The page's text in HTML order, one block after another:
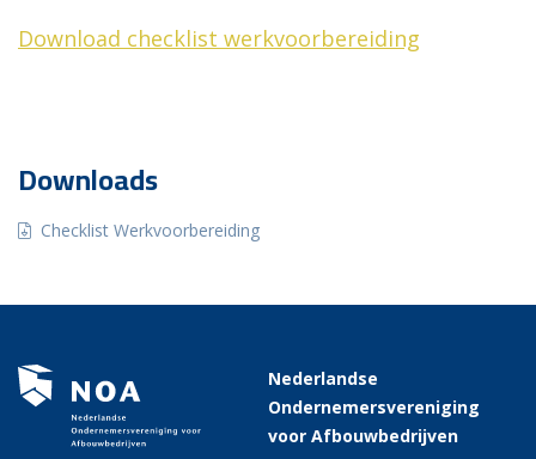
Download checklist werkvoorbereiding
Downloads
Checklist Werkvoorbereiding
Nederlandse
Ondernemersvereniging
voor Afbouwbedrijven